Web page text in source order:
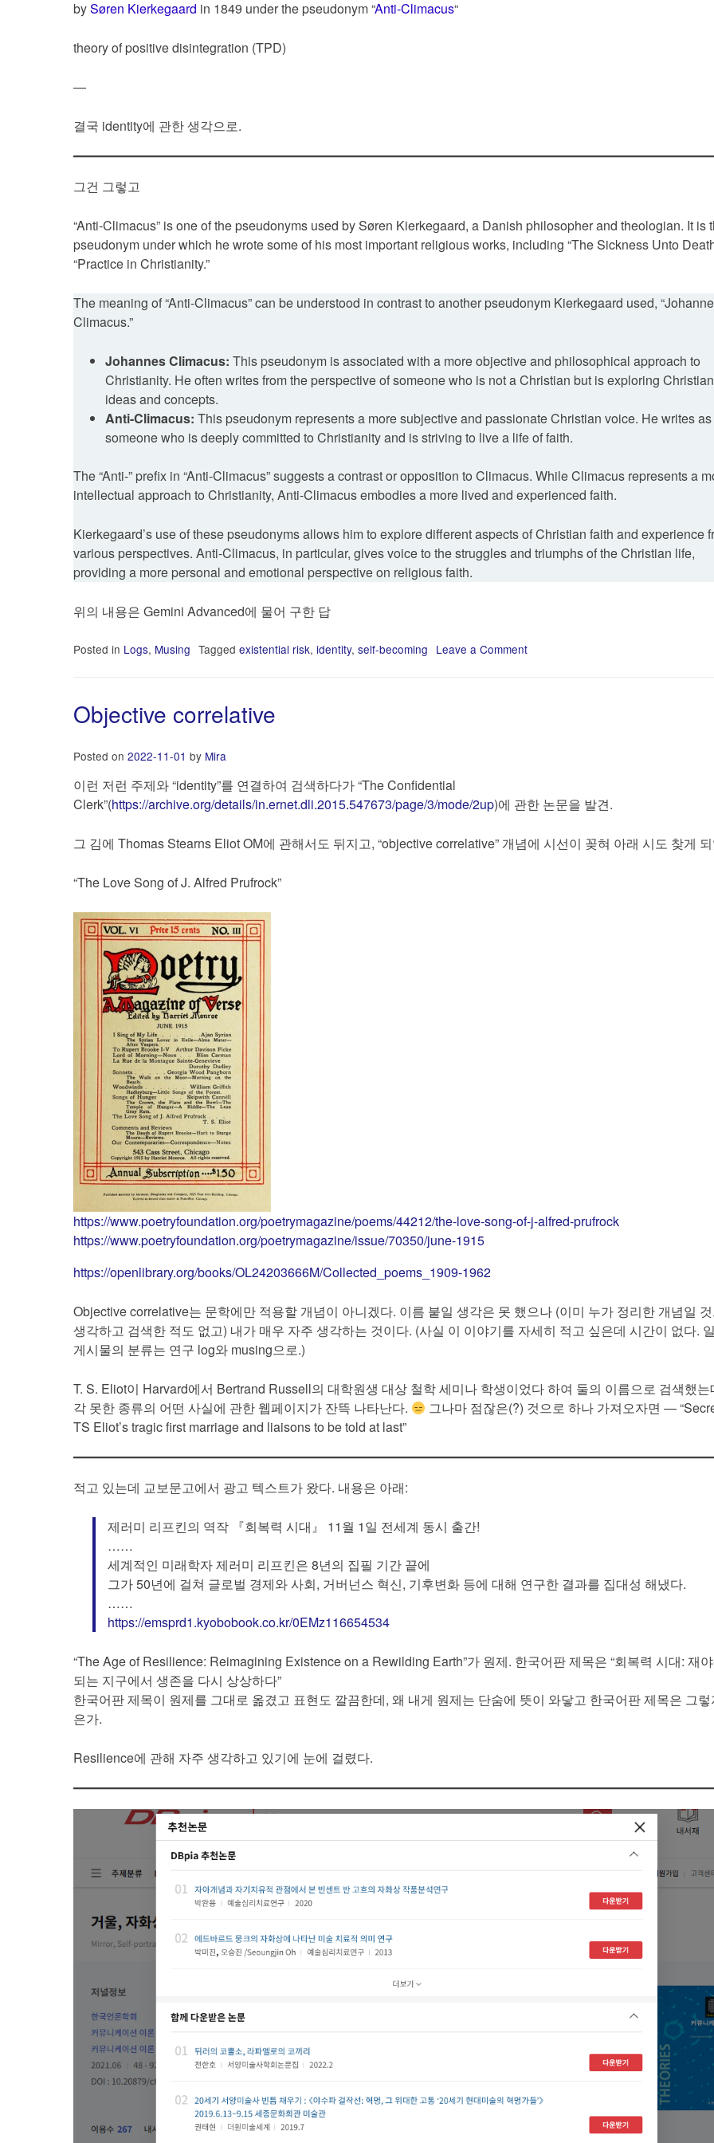
bySøren Kierkegaard in 1849 under the pseudonym “Anti-Climacus“
theory of positive disintegration (TPD)
—
결국 identity에 관한 생각으로.
그건 그렇고
“Anti-Climacus” is one of the pseudonyms used by Søren Kierkegaard, a Danish philosopher and theologian. It is
pseudonym under which he wrote some of his most important religious works, including “The Sickness Unto
“Practice in Christianity.”
The meaning of “Anti-Climacus” can be understood in contrast to another pseudonym Kierkegaard used,
Climacus.”
Johannes Climacus: This pseudonym is associated with a more objective and philosophical approach to
Christianity. He often writes from the perspective of someone who is not a Christian but is exploring Christian
ideas and concepts.
Anti-Climacus: This pseudonym represents a more subjective and passionate Christian voice. He writes as
someone who is deeply committed to Christianity and is striving to live a life of faith.
The “Anti-” prefix in “Anti-Climacus” suggests a contrast or opposition to Climacus. While Climacus represents a
intellectual approach to Christianity, Anti-Climacus embodies a more lived and experienced faith.
Kierkegaard’s use of these pseudonyms allows him to explore different aspects of Christian faith and experience
various perspectives. Anti-Climacus, in particular, gives voice to the struggles and triumphs of the Christian life,
providing a more personal and emotional perspective on religious faith.
위의 내용은 Gemini Advanced에 물어 구한 답
Posted in Logs, Musing Tagged existential risk, identity, self-becoming Leave a Comment
Objective correlative
Posted on 2022-11-01 by Mira
이런 저런 주제와 “identity”를 연결하여 검색하다가 “The Confidential
Clerk”(https://archive.org/details/in.ernet.dli.2015.547673/page/3/mode/2up)에 관한 논문을 발견.
그 김에 Thomas Stearns Eliot OM에 관해서도 뒤지고, “objective correlative” 개념에 시선이 꽂혀 아래 시도 찾게
“The Love Song of J. Alfred Prufrock”
https://www.poetryfoundation.org/poetrymagazine/poems/44212/the-love-song-of-j-alfred-prufrock
https://www.poetryfoundation.org/poetrymagazine/issue/70350/june-1915
https://openlibrary.org/books/OL24203666M/Collected_poems_1909-1962
Objective correlative는 문학에만 적용할 개념이 아니겠다. 이름 붙일 생각은 못 했으나 (이미 누가 정리한 개념일
생각하고 검색한 적도 없고) 내가 매우 자주 생각하는 것이다. (사실 이 이야기를 자세히 적고 싶은데 시간이 없다.
게시물의 분류는 연구 log와 musing으로.)
T. S. Eliot이 Harvard에서 Bertrand Russell의 대학원생 대상 철학 세미나 학생이었다 하여 둘의 이름으로 검색했는
각 못한 종류의 어떤 사실에 관한 웹페이지가 잔뜩 나타난다.
그나마 점잖은(?) 것으로 하나 가져오자면 —
TS Eliot’s tragic first marriage and liaisons to be told at last”
적고 있는데 교보문고에서 광고 텍스트가 왔다. 내용은 아래:
제러미 리프킨의 역작 『회복력 시대』 11월 1일 전세계 동시 출간!
……
세계적인 미래학자 제러미 리프킨은 8년의 집필 기간 끝에
그가 50년에 걸쳐 글로벌 경제와 사회, 거버넌스 혁신, 기후변화 등에 대해 연구한 결과를 집대성 해냈다.
……
https://emsprd1.kyobobook.co.kr/0EMz116654534
“The Age of Resilience: Reimagining Existence on a Rewilding Earth”가 원제. 한국어판 제목은 “회복력 시대: 재
되는 지구에서 생존을 다시 상상하다”
한국어판 제목이 원제를 그대로 옮겼고 표현도 깔끔한데, 왜 내게 원제는 단숨에 뜻이 와닿고 한국어판 제목은 그
은가.
Resilience에 관해 자주 생각하고 있기에 눈에 걸렸다.